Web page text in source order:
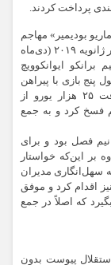
پرداخت کردند.
بودیمیر» مهاجم
سابق و کروات این تیم مربوط می‌شود. بازیکنی که در ژانویه ۲۰۱۹ (دی‌ماه
برانکو ایوانکوویچ
پنج بازی با پیراهن
سرخ، فقط دو گل به ثمر رساند. او پس از دریافت ۲۵ هزار یورو از
فسخ کرد و به جمع
برای یک و نیم فصل بود و برای
بر این‌که خواستار
فصل ۲۰۱۸ بود، باتوجه به سهل‌انگاری مدیران
اقدام کرد و موفق
بگیرد که اصلاً در جمع
دروازه‌بان استرالیایی در سال ۱۳۹۱ به استقلال پیوست بدون